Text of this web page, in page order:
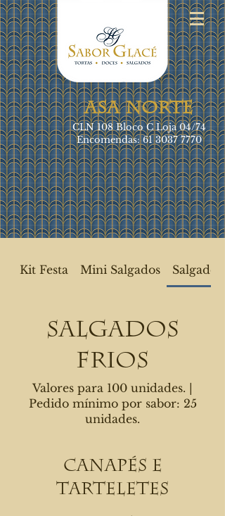
ASA NORTE
CLN 108 Bloco C Loja 04/74
Encomendas:61 3037 7770
Kit Festa Mini Salgados Salgados
Salgados
Frios
Valores para 100 unidades. |
Pedido mínimo por sabor: 25
unidades.
Canapés e
Tarteletes